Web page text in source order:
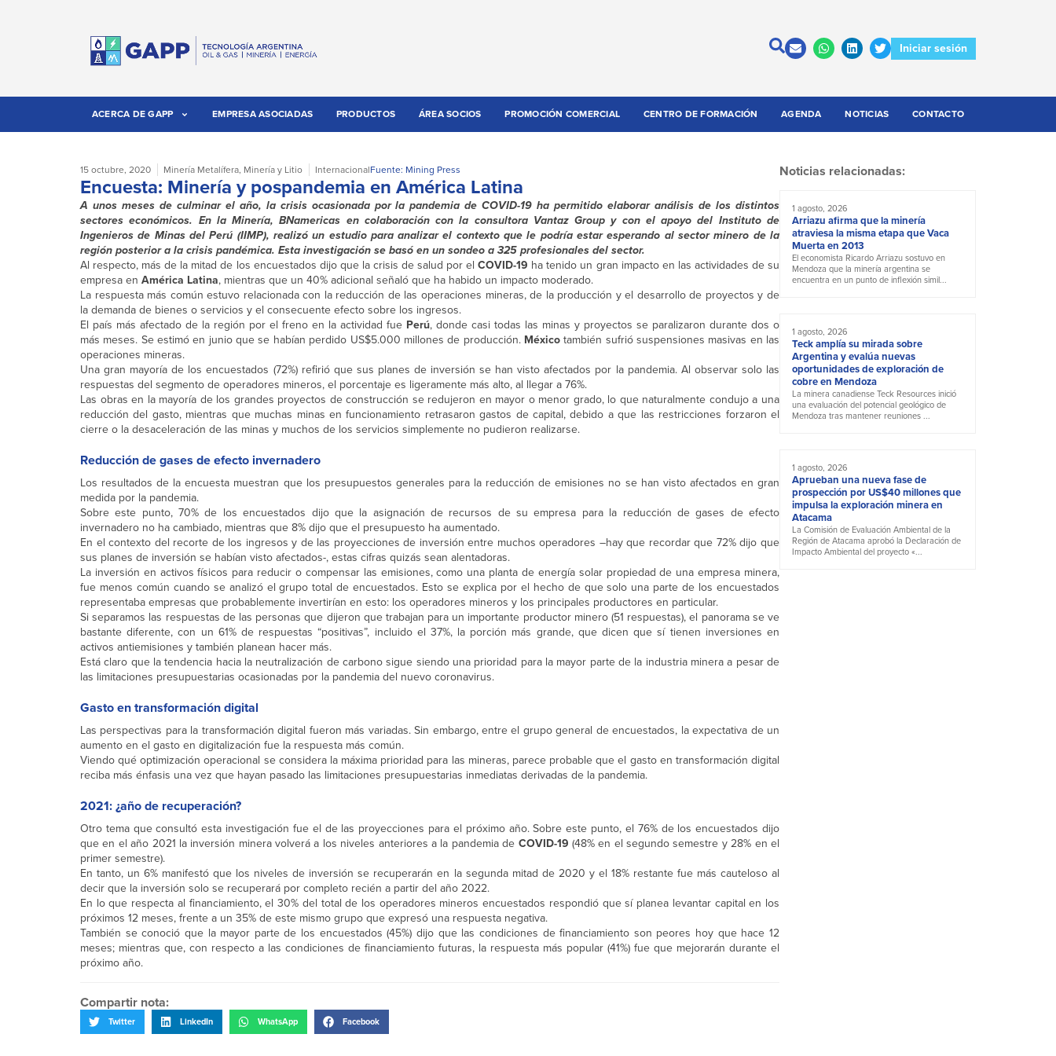
Iniciar sesión
ACERCA DE GAPP EMPRESA ASOCIADAS PRODUCTOS ÁREA SOCIOS PROMOCIÓN COMERCIAL CENTRO DE FORMACIÓN AGENDA NOTICIAS CONTACTO
15 octubre, 2020 Minería Metalífera, Minería y Litio InternacionalFuente: Mining Press
Encuesta: Minería y pospandemia en América Latina
A unos meses de culminar el año, la crisis ocasionada por la pandemia de COVID-19 ha permitido elaborar análisis de los distintos
sectores económicos. En la Minería, BNamericas en colaboración con la consultora Vantaz Group y con el apoyo del Instituto de
Ingenieros de Minas del Perú (IIMP), realizó un estudio para analizar el contexto que le podría estar esperando al sector minero de la
región posterior a la crisis pandémica. Esta investigación se basó en un sondeo a 325 profesionales del sector.
Al respecto, más de la mitad de los encuestados dijo que la crisis de salud por elCOVID-19 ha tenido un gran impacto en las actividades de su
empresa en América Latina, mientras que un 40% adicional señaló que ha habido un impacto moderado.
La respuesta más común estuvo relacionada con la reducción de las operaciones mineras, de la producción y el desarrollo de proyectos y de
la demanda de bienes o servicios y el consecuente efecto sobre los ingresos.
El país más afectado de la región por el freno en la actividad fue Perú, donde casi todas las minas y proyectos se paralizaron durante dos o
más meses. Se estimó en junio que se habían perdido US$5.000 millones de producción. Méxicotambién sufrió suspensiones masivas en las
operaciones mineras.
Una gran mayoría de los encuestados (72%) refirió que sus planes de inversión se han visto afectados por la pandemia. Al observar solo las
respuestas del segmento de operadores mineros, el porcentaje es ligeramente más alto, al llegar a 76%.
Las obras en la mayoría de los grandes proyectos de construcción se redujeron en mayor o menor grado, lo que naturalmente condujo a una
reducción del gasto, mientras que muchas minas en funcionamiento retrasaron gastos de capital, debido a que las restricciones forzaron el
cierre o la desaceleración de las minas y muchos de los servicios simplemente no pudieron realizarse.
Reducción de gases de efecto invernadero
Los resultados de la encuesta muestran que los presupuestos generales para la reducción de emisiones no se han visto afectados en gran
medida por la pandemia.
Sobre este punto, 70% de los encuestados dijo que la asignación de recursos de su empresa para la reducción de gases de efecto
invernadero no ha cambiado, mientras que 8% dijo que el presupuesto ha aumentado.
En el contexto del recorte de los ingresos y de las proyecciones de inversión entre muchos operadores –hay que recordar que 72% dijo que
sus planes de inversión se habían visto afectados-, estas cifras quizás sean alentadoras.
La inversión en activos físicos para reducir o compensar las emisiones, como una planta de energía solar propiedad de una empresa minera,
fue menos común cuando se analizó el grupo total de encuestados. Esto se explica por el hecho de que solo una parte de los encuestados
representaba empresas que probablemente invertirían en esto: los operadores mineros y los principales productores en particular.
Si separamos las respuestas de las personas que dijeron que trabajan para un importante productor minero (51 respuestas), el panorama se ve
bastante diferente, con un 61% de respuestas “positivas”, incluido el 37%, la porción más grande, que dicen que sí tienen inversiones en
activos antiemisiones y también planean hacer más.
Está claro que la tendencia hacia la neutralización de carbono sigue siendo una prioridad para la mayor parte de la industria minera a pesar de
las limitaciones presupuestarias ocasionadas por la pandemia del nuevo coronavirus.
Gasto en transformación digital
Las perspectivas para la transformación digital fueron más variadas. Sin embargo, entre el grupo general de encuestados, la expectativa de un
aumento en el gasto en digitalización fue la respuesta más común.
Viendo qué optimización operacional se considera la máxima prioridad para las mineras, parece probable que el gasto en transformación digital
reciba más énfasis una vez que hayan pasado las limitaciones presupuestarias inmediatas derivadas de la pandemia.
2021: ¿año de recuperación?
Otro tema que consultó esta investigación fue el de las proyecciones para el próximo año. Sobre este punto, el 76% de los encuestados dijo
que en el año 2021 la inversión minera volverá a los niveles anteriores a la pandemia de COVID-19 (48% en el segundo semestre y 28% en el
primer semestre).
En tanto, un 6% manifestó que los niveles de inversión se recuperarán en la segunda mitad de 2020 y el 18% restante fue más cauteloso al
decir que la inversión solo se recuperará por completo recién a partir del año 2022.
En lo que respecta al financiamiento, el 30% del total de los operadores mineros encuestados respondió que sí planea levantar capital en los
próximos 12 meses, frente a un 35% de este mismo grupo que expresó una respuesta negativa.
También se conoció que la mayor parte de los encuestados (45%) dijo que las condiciones de financiamiento son peores hoy que hace 12
meses; mientras que, con respecto a las condiciones de financiamiento futuras, la respuesta más popular (41%) fue que mejorarán durante el
próximo año.
Compartir nota:
Twitter LinkedIn WhatsApp Facebook
Noticias relacionadas:
1 agosto, 2026
Arriazu afirma que la minería
atraviesa la misma etapa que Vaca
Muerta en 2013
El economista Ricardo Arriazu sostuvo en
Mendoza que la minería argentina se
encuentra en un punto de inflexión simil...
1 agosto, 2026
Teck amplía su mirada sobre
Argentina y evalúa nuevas
oportunidades de exploración de
cobre en Mendoza
La minera canadiense Teck Resources inició
una evaluación del potencial geológico de
Mendoza tras mantener reuniones ...
1 agosto, 2026
Aprueban una nueva fase de
prospección por US$40 millones que
impulsa la exploración minera en
Atacama
La Comisión de Evaluación Ambiental de la
Región de Atacama aprobó la Declaración de
Impacto Ambiental del proyecto «...